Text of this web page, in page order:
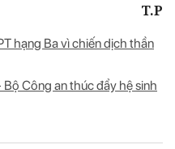
T.P
hạng Ba vì chiến dịch thần
Công an thúc đẩy hệ sinh